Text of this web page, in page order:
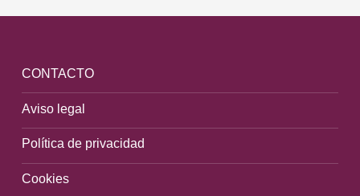
CONTACTO
Aviso legal
Política de privacidad
Cookies